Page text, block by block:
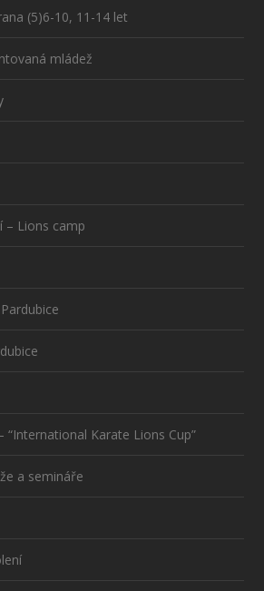
(5)6-10, 11-14 let
mládež
– Lions camp
“International Karate Lions Cup”
a semináře